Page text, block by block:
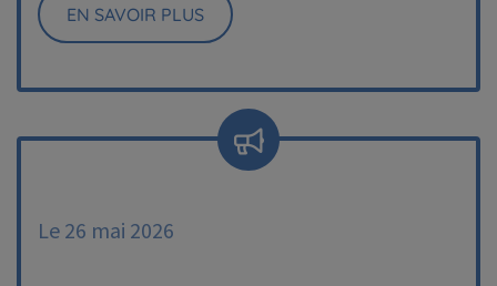
EN SAVOIR PLUS
Le 26 mai 2026